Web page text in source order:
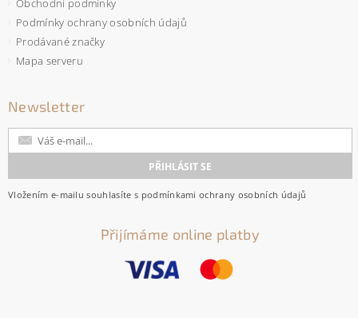
Podmínky ochrany osobních údajů
Prodávané značky
Mapa serveru
Newsletter
Vložením e-mailu souhlasíte s podmínkami ochrany osobních údajů
Přijímáme online platby